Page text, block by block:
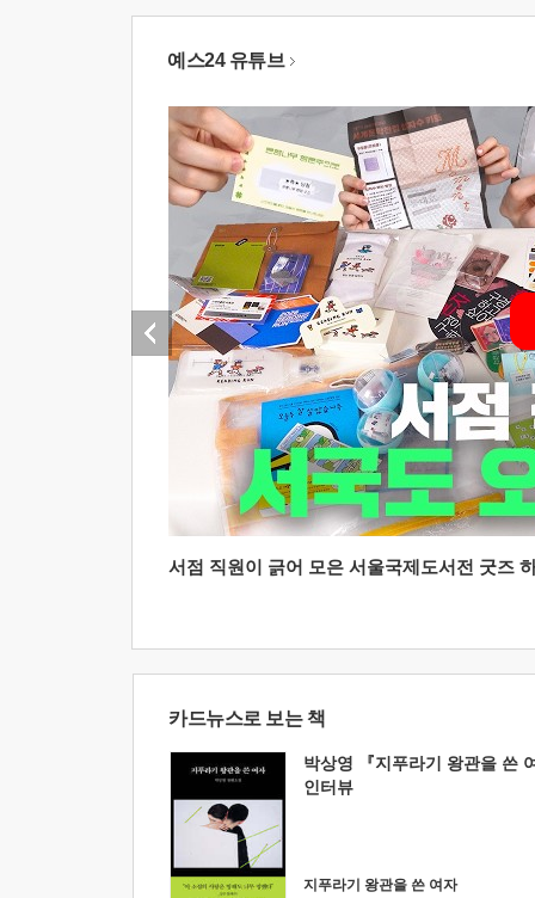
예스24 유튜브
서점 직원이 긁어 모은 서울국제도서전 굿즈
카드뉴스로 보는 책
박상영 『지푸라기 왕관을 쓴
인터뷰
지푸라기 왕관을 쓴 여자